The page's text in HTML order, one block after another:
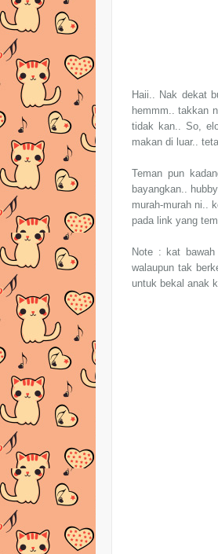
Haii.. Nak dekat
hemmm.. takkan
tidak kan.. So,
makan di luar..
Teman pun
bayangkan..
murah-murah ni..
pada link yang
Note : kat
walaupun tak
untuk bekal anak